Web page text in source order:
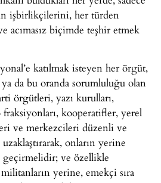
işbirlikçilerini, her türden
acımasız biçimde teşhir etmek
katılmak isteyen her örgüt,
da bu oranda sorumluluğu olan
örgütleri, yazı kurulları,
kooperatifler, yerel
ve merkezcileri düzenli ve
onların yerine
geçirmelidir; ve özellikle
yerine, emekçi sıra